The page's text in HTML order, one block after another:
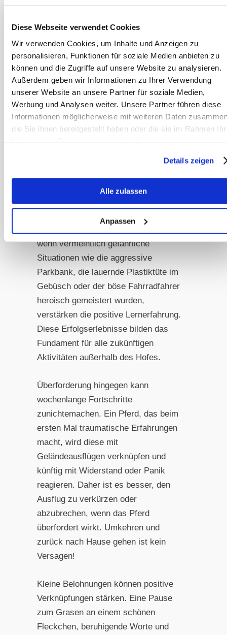
Diese Webseite verwendet Cookies
Wir verwenden Cookies, um Inhalte und Anzeigen zu
personalisieren, Funktionen für soziale Medien anbieten zu
können und die Zugriffe auf unsere Website zu analysieren.
Außerdem geben wir Informationen zu Ihrer Verwendung
unserer Website an unsere Partner für soziale Medien,
Werbung und Analysen weiter. Unsere Partner führen diese
Informationen möglicherweise mit weiteren Daten
die Sie ihnen bereitgestellt haben oder die sie im Rahmen
Details zeigen
Alle zulassen
Anpassen
erwarten sind und einem der Liebling
in der Aufregung auch schnell mal auf
den Fuß steigt. Helle oder
reflektierende Kleidung erhöht die
Sichtbarkeit im Straßenverkehr.
Positive Erfahrungen
schaffen ohne Überforderung
Geländeausflugs sollte sein, positive
entspannte Minute, jeder neugierige
wenn vermeintlich gefährliche
Situationen wie die aggressive
Parkbank, die lauernde Plastiktüte im
Gebüsch oder der böse Fahrradfahrer
heroisch gemeistert wurden,
verstärken die positive Lernerfahrung.
Diese Erfolgserlebnisse bilden das
Fundament für alle zukünftigen
Aktivitäten außerhalb des Hofes.
Überforderung hingegen kann
wochenlange Fortschritte
zunichtemachen. Ein Pferd, das beim
ersten Mal traumatische Erfahrungen
macht, wird diese mit
Geländeausflügen verknüpfen und
künftig mit Widerstand oder Panik
reagieren. Daher ist es besser, den
Ausflug zu verkürzen oder
abzubrechen, wenn das Pferd
überfordert wirkt. Umkehren und
zurück nach Hause gehen ist kein
Versagen!
Kleine Belohnungen können positive
Verknüpfungen stärken. Eine Pause
zum Grasen an einem schönen
Fleckchen, beruhigende Worte und